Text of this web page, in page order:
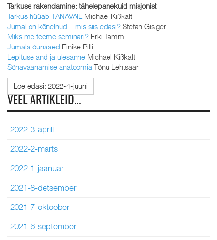
Tarkuse rakendamine: tähelepanekuid misjonist
Tarkus hüüab TÄNAVAIL
Michael Kißkalt
Jumal on kõnelnud – mis siis edasi? Stefan Gisiger
Miks me teeme seminari? Erki Tamm
Jumala õunaaed Einike Pilli
Lepituse and ja ülesanne Michael Kißkalt
Sõnaväänamise anatoomia Tõnu Lehtsaar
Loe edasi: 2022-4-juuni
VEEL ARTIKLEID...
2022-3-aprill
2022-2-märts
2022-1-jaanuar
2021-8-detsember
2021-7-oktoober
2021-6-september